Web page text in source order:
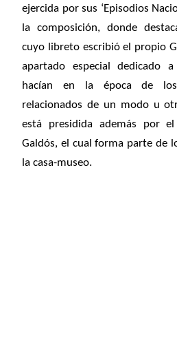
ejercida por sus ‘Episodios
la composición, donde
cuyo libreto escribió el propio
apartado especial dedicado
hacían en la época de los
relacionados de un modo u
está presidida además por
Galdós, el cual forma parte de
la casa-museo.